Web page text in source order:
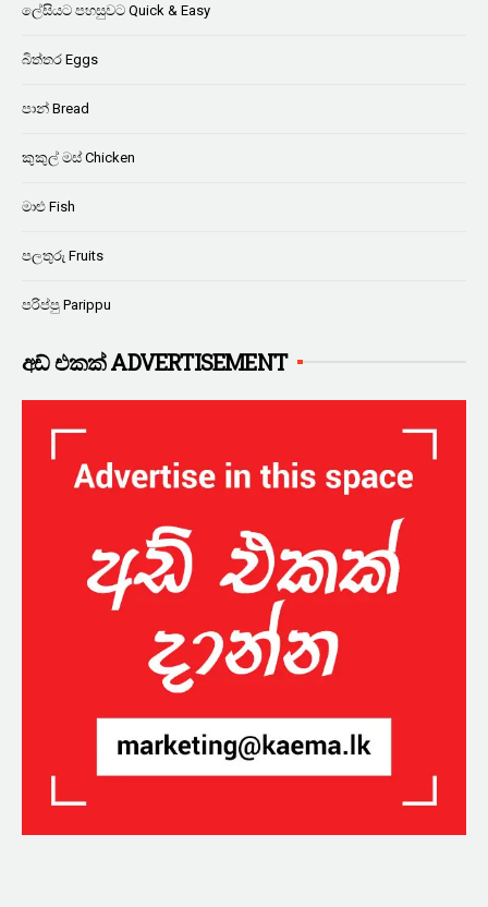
ලේසියට පහසුවට Quick & Easy
බිත්තර Eggs
පාන් Bread
කුකුල් මස් Chicken
මාළු Fish
පලතුරු Fruits
පරිප්පු Parippu
අඩ් එකක් ADVERTISEMENT